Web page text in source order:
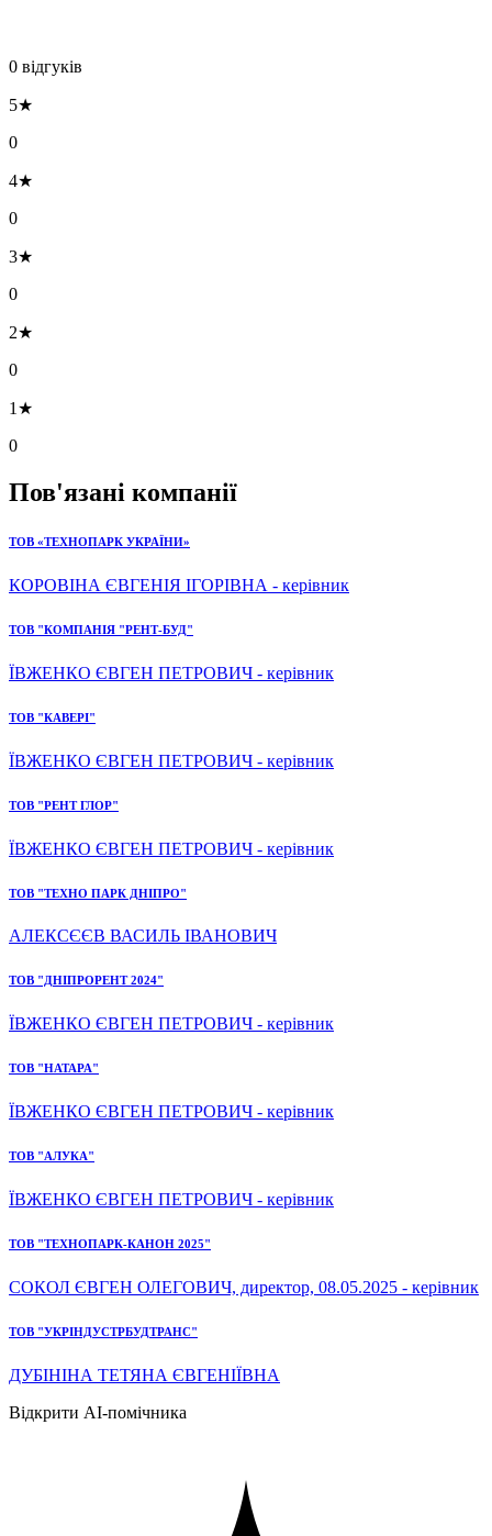
0 відгуків
5★
0
4★
0
3★
0
2★
0
1★
0
Пов'язані компанії
ТОВ «ТЕХНОПАРК УКРАЇНИ»
КОРОВІНА ЄВГЕНІЯ ІГОРІВНА - керівник
ТОВ "КОМПАНІЯ "РЕНТ-БУД"
ЇВЖЕНКО ЄВГЕН ПЕТРОВИЧ - керівник
ТОВ "КАВЕРІ"
ЇВЖЕНКО ЄВГЕН ПЕТРОВИЧ - керівник
ТОВ "РЕНТ ГЛОР"
ЇВЖЕНКО ЄВГЕН ПЕТРОВИЧ - керівник
ТОВ "ТЕХНО ПАРК ДНІПРО"
АЛЕКСЄЄВ ВАСИЛЬ ІВАНОВИЧ
ТОВ "ДНІПРОРЕНТ 2024"
ЇВЖЕНКО ЄВГЕН ПЕТРОВИЧ - керівник
ТОВ "НАТАРА"
ЇВЖЕНКО ЄВГЕН ПЕТРОВИЧ - керівник
ТОВ "АЛУКА"
ЇВЖЕНКО ЄВГЕН ПЕТРОВИЧ - керівник
ТОВ "ТЕХНОПАРК-КАНОН 2025"
СОКОЛ ЄВГЕН ОЛЕГОВИЧ, директор, 08.05.2025 - керівник
ТОВ "УКРІНДУСТРБУДТРАНС"
ДУБІНІНА ТЕТЯНА ЄВГЕНІЇВНА
Відкрити AI-помічника